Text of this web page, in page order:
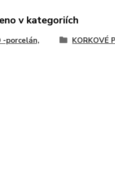
v kategoriích
-porcelán,
KORKOVÉ